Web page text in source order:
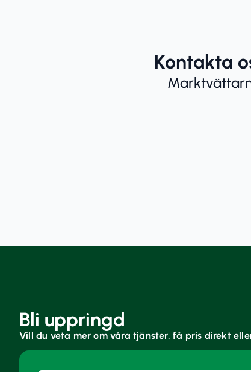
Kontakta
Bli uppringd
Vill du veta mer om våra tjänster, få pris direkt